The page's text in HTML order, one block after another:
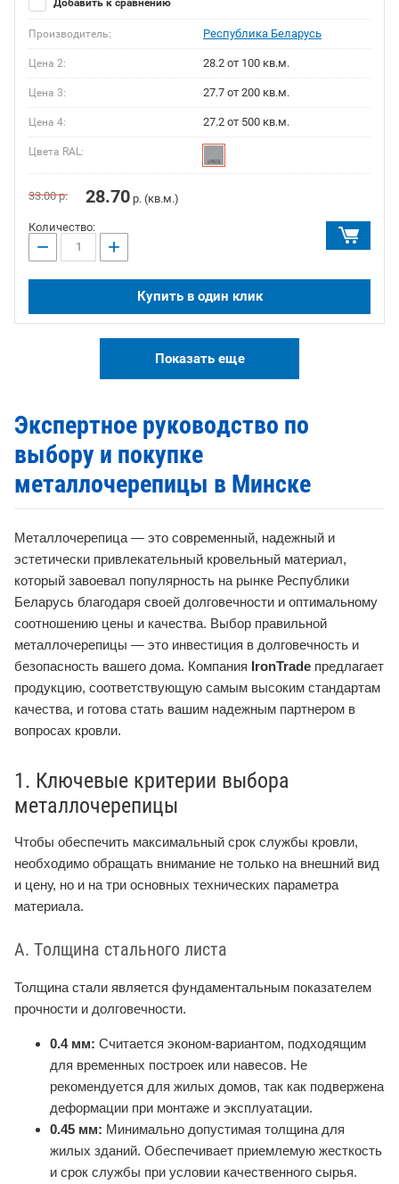
Производитель: Республика Беларусь
Цена 2: 28.2 от 100 кв.м.
Цена 3: 27.7 от 200 кв.м.
Цена 4: 27.2 от 500 кв.м.
Цвета RAL:
33.00р. 28.70 р. (кв.м.)
Количество:
− +
Купить в один клик
Показать еще
Экспертное руководство по
выбору и покупке
металлочерепицы в Минске
Металлочерепица — это современный, надежный и
эстетически привлекательный кровельный материал,
который завоевал популярность на рынке Республики
Беларусь благодаря своей долговечности и оптимальному
соотношению цены и качества. Выбор правильной
металлочерепицы — это инвестиция в долговечность и
безопасность вашего дома. Компания IronTrade предлагает
продукцию, соответствующую самым высоким стандартам
качества, и готова стать вашим надежным партнером в
вопросах кровли.
1. Ключевые критерии выбора
металлочерепицы
Чтобы обеспечить максимальный срок службы кровли,
необходимо обращать внимание не только на внешний вид
и цену, но и на три основных технических параметра
материала.
A. Толщина стального листа
Толщина стали является фундаментальным показателем
прочности и долговечности.
0.4 мм: Считается эконом-вариантом, подходящим
для временных построек или навесов. Не
рекомендуется для жилых домов, так как подвержена
деформации при монтаже и эксплуатации.
0.45 мм: Минимально допустимая толщина для
жилых зданий. Обеспечивает приемлемую жесткость
и срок службы при условии качественного сырья.